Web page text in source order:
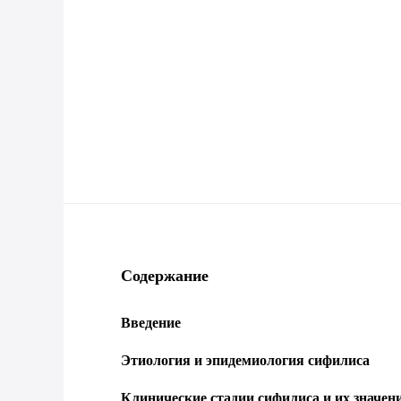
Содержание
Введение
Этиология и эпидемиология сифилиса
Клинические стадии сифилиса и их